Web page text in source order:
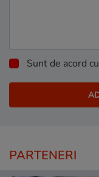
Sunt de acord cu
PARTENERI